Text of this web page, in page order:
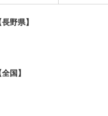
野県】
国】